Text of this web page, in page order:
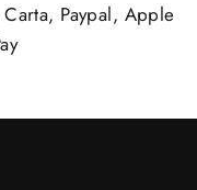
Paypal, Apple